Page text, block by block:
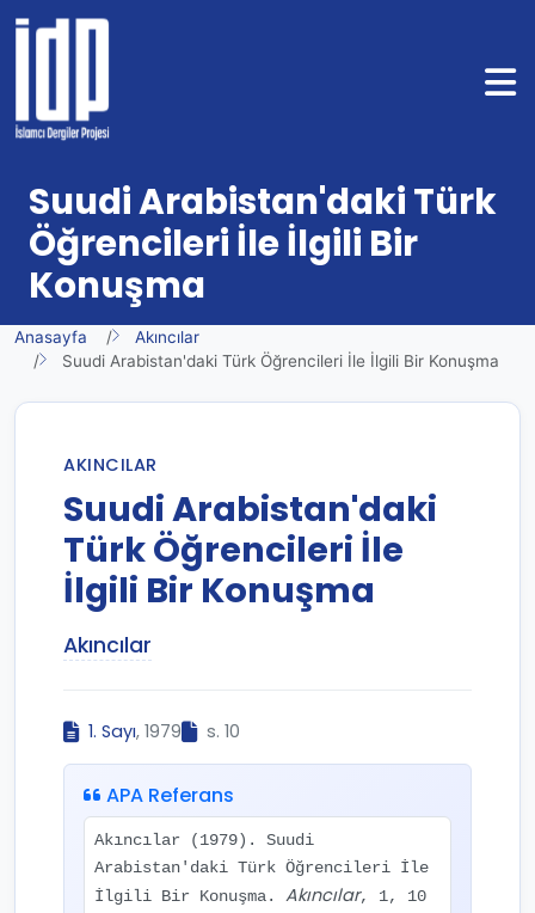
Suudi Arabistan'daki Türk
Öğrencileri İle İlgili Bir
Konuşma
Anasayfa
Akıncılar
Suudi Arabistan'daki Türk Öğrencileri İle İlgili Bir Konuşma
AKINCILAR
Suudi Arabistan'daki
Türk Öğrencileri İle
İlgili Bir Konuşma
Akıncılar
1. Sayı, 1979 s. 10
APA Referans
Akıncılar (1979). Suudi
Arabistan'daki Türk Öğrencileri İle
İlgili Bir Konuşma. Akıncılar, 1, 10